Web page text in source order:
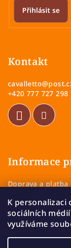
K personalizaci
sociálních
využíváme
Přihlásit se
Kontakt
cavalletto@
+420 777 727 298
Informace
Doprava a platba
Zásady ochrany
Vrácení a